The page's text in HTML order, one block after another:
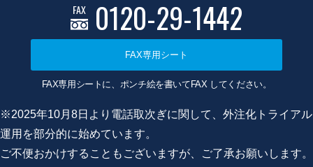
FAX 0120-29-1442
FAX専用シート
FAX専用シートに、ポンチ絵を書いてFAX してください。
※2025年10月8日より電話取次ぎに関して、外注化トライアル
運用を部分的に始めています。
ご不便おかけすることもございますが、ご了承お願いします。